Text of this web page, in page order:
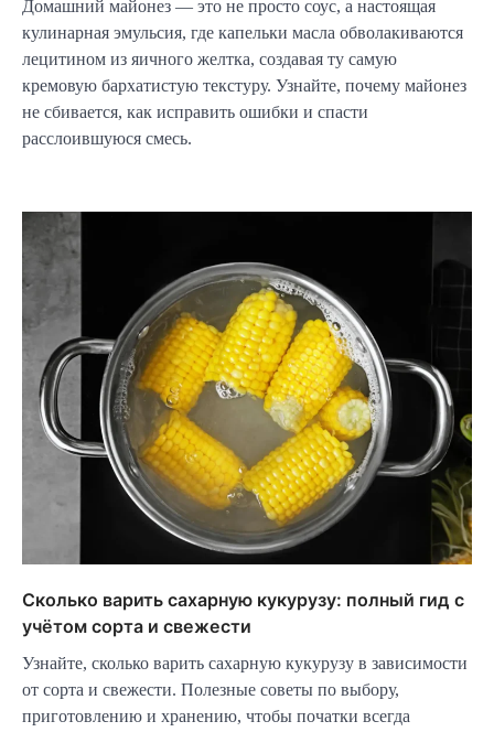
Домашний майонез — это не просто соус, а настоящая
кулинарная эмульсия, где капельки масла обволакиваются
лецитином из яичного желтка, создавая ту самую
кремовую бархатистую текстуру. Узнайте, почему майонез
не сбивается, как исправить ошибки и спасти
расслоившуюся смесь.
Сколько варить сахарную кукурузу: полный гид с
учётом сорта и свежести
Узнайте, сколько варить сахарную кукурузу в зависимости
от сорта и свежести. Полезные советы по выбору,
приготовлению и хранению, чтобы початки всегда